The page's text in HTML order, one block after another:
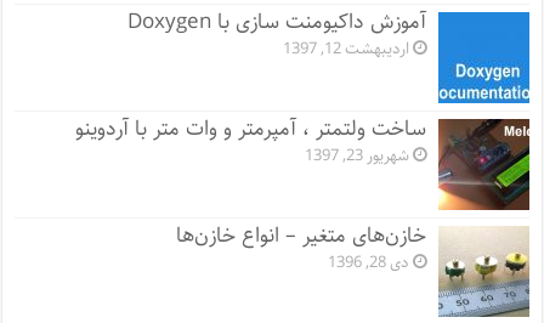
آموزش داکیومنت سازی با Doxygen
اردیبهشت 12, 1397
ساخت ولتمتر ، آمپرمتر و وات متر با آردوینو
شهریور 23, 1397
خازن‌های متغیر – انواع خازن‌ها
دی 28, 1396